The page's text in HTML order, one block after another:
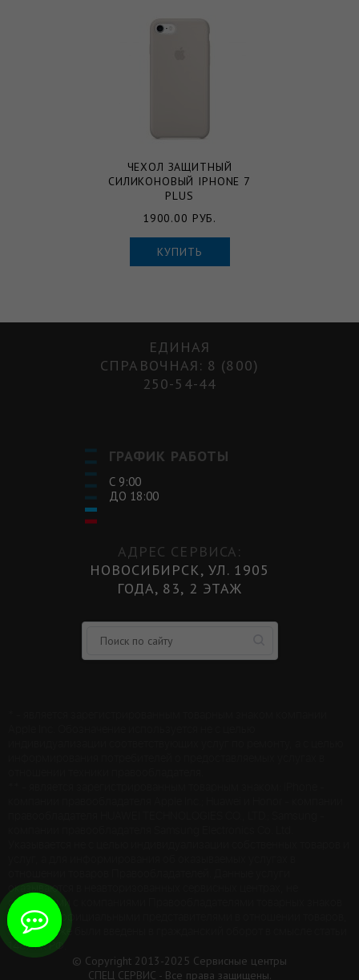
ЧЕХОЛ ЗАЩИТНЫЙ
СИЛИКОНОВЫЙ IPHONE 7
PLUS
1900.00 РУБ.
КУПИТЬ
ЕДИНАЯ
СПРАВОЧНАЯ: 8 (800)
250-54-44
ГРАФИК РАБОТЫ
С 9:00
ДО 18:00
АДРЕС СЕРВИСА:
НОВОСИБИРСК, УЛ. 1905
ГОДА, 83, 2 ЭТАЖ
оказываются в неавторизованных сервисных центрах, не
связанными с компаниями Правообладателями товарных знаков
и/или с ее официальными представителями в отношении товаров,
которые уже были введены в гражданский оборот в смысле статьи
1487 ГК РФ.
© Copyright 2013-2025 Сервисные центры
СПЕЦ СЕРВИС - Все права защищены.